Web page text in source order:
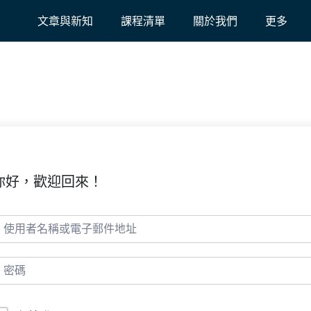
文章與新知 課程清單 關於我們 更多
好，歡迎回來！